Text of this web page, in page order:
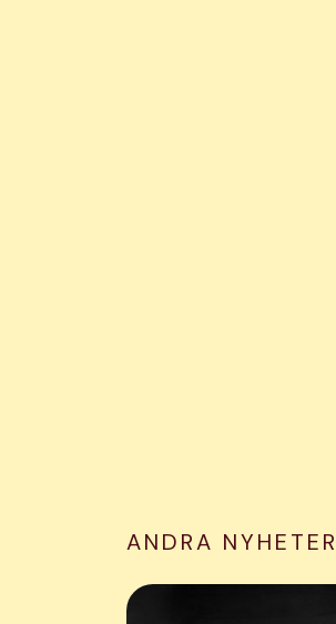
ANDRA NYHETER